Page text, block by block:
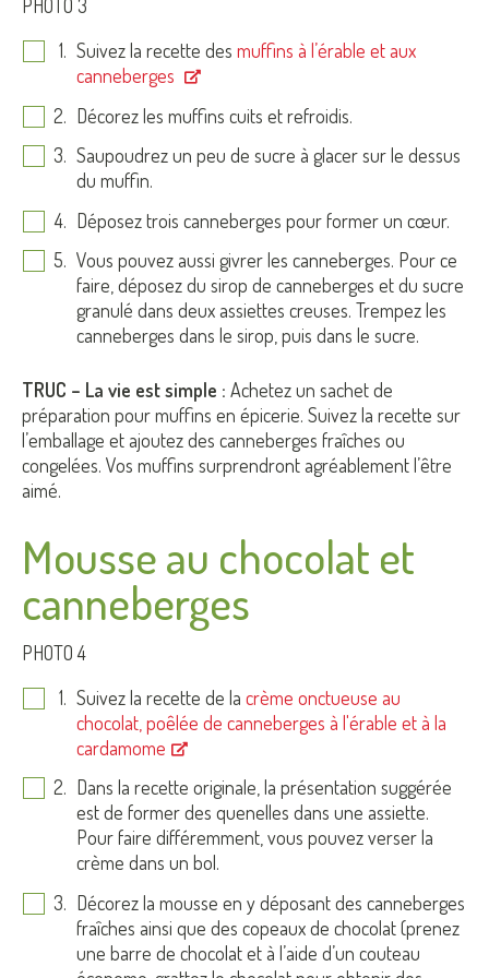
PHOTO 3
Suivez la recette des muffins à l’érable et aux
canneberges
Décorez les muffins cuits et refroidis.
Saupoudrez un peu de sucre à glacer sur le dessus
du muffin.
Déposez trois canneberges pour former un cœur.
Vous pouvez aussi givrer les canneberges. Pour ce
faire, déposez du sirop de canneberges et du sucre
granulé dans deux assiettes creuses. Trempez les
canneberges dans le sirop, puis dans le sucre.
TRUC – La vie est simple : Achetez un sachet de
préparation pour muffins en épicerie. Suivez la recette sur
l’emballage et ajoutez des canneberges fraîches ou
congelées. Vos muffins surprendront agréablement l’être
aimé.
Mousse au chocolat et
canneberges
PHOTO 4
Suivez la recette de la crème onctueuse au
chocolat, poêlée de canneberges à l'érable et à la
cardamome
Dans la recette originale, la présentation suggérée
est de former des quenelles dans une assiette.
Pour faire différemment, vous pouvez verser la
crème dans un bol.
Décorez la mousse en y déposant des canneberges
fraîches ainsi que des copeaux de chocolat (prenez
une barre de chocolat et à l’aide d’un couteau